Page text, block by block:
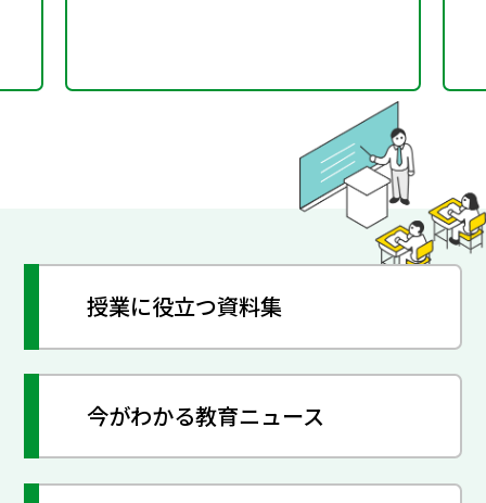
授業に役立つ資料集
今がわかる教育ニュース